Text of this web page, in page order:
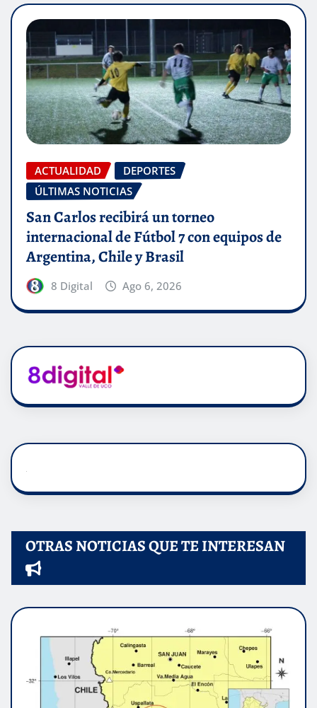
ACTUALIDAD
DEPORTES
ÚLTIMAS NOTICIAS
San Carlos recibirá un torneo
internacional de Fútbol 7 con equipos de
Argentina, Chile y Brasil
8 Digital Ago 6, 2026
OTRAS NOTICIAS QUE TE INTERESAN